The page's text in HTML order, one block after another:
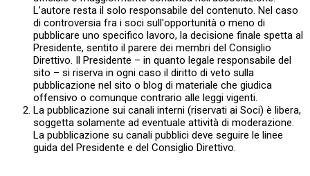
L’autore resta il solo responsabile del contenuto. Nel caso
di controversia fra i soci sull'opportunità o meno di
pubblicare uno specifico lavoro, la decisione finale spetta al
Presidente, sentito il parere dei membri del Consiglio
Direttivo. Il Presidente – in quanto legale responsabile del
sito – si riserva in ogni caso il diritto di veto sulla
pubblicazione nel sito o blog di materiale che giudica
offensivo o comunque contrario alle leggi vigenti.
La pubblicazione sui canali interni (riservati ai Soci) è libera,
soggetta solamente ad eventuale attività di moderazione.
La pubblicazione su canali pubblici deve seguire le linee
guida del Presidente e del Consiglio Direttivo.